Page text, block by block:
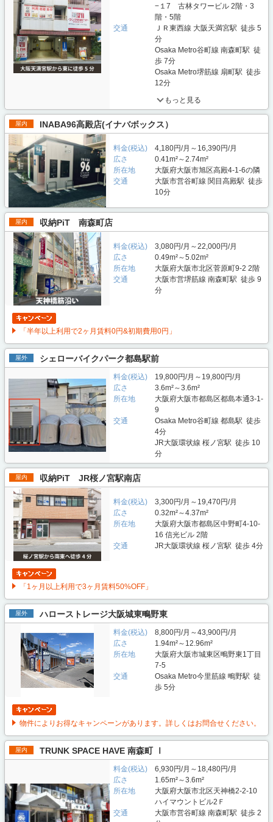
−１7 古林タワービル 2階・3
階・5階
交通
ＪＲ東西線 大阪天満宮駅 徒歩 5
分
Osaka Metro谷町線 南森町駅 徒
歩 7分
Osaka Metro堺筋線 扇町駅 徒歩
12分
もっと見る
屋内 INABA96高殿店(イナバボックス）
料金(税込)
4,180円/月～16,390円/月
広さ
0.41m²～2.74m²
所在地
大阪府大阪市旭区高殿4-1-6の隣
交通
大阪市営谷町線 関目高殿駅 徒歩
10分
屋内 収納PiT 南森町店
料金(税込)
3,080円/月～22,000円/月
広さ
0.49m²～5.02m²
所在地
大阪府大阪市北区菅原町9-2 2階
交通
大阪市営堺筋線 南森町駅 徒歩 9
分
「半年以上利用で2ヶ月賃料0円&初期費用0円」
屋外 シェローバイクパーク都島駅前
料金(税込)
19,800円/月～19,800円/月
広さ
3.6m²～3.6m²
所在地
大阪府大阪市都島区都島本通3-1-
9
交通
Osaka Metro谷町線 都島駅 徒歩
4分
JR大阪環状線 桜ノ宮駅 徒歩 10
分
屋内 収納PiT JR桜ノ宮駅南店
料金(税込)
3,300円/月～19,470円/月
広さ
0.32m²～4.37m²
所在地
大阪府大阪市都島区中野町4-10-
16 信光ビル 2階
交通
JR大阪環状線 桜ノ宮駅 徒歩 4分
「1ヶ月以上利用で3ヶ月賃料50%OFF」
屋外 ハローストレージ大阪城東鴫野東
料金(税込)
8,800円/月～43,900円/月
広さ
1.94m²～12.96m²
所在地
大阪府大阪市城東区鴫野東1丁目
7-5
交通
Osaka Metro今里筋線 鴫野駅 徒
歩 5分
物件によりお得なキャンペーンがあります。詳しくはお問合せください。
屋内 TRUNK SPACE HAVE 南森町 Ⅰ
料金(税込)
6,930円/月～18,480円/月
広さ
1.65m²～3.6m²
所在地
大阪府大阪市北区天神橋2-2-10
ハイマウントビル2Ｆ
交通
大阪市営谷町線 南森町駅 徒歩 2